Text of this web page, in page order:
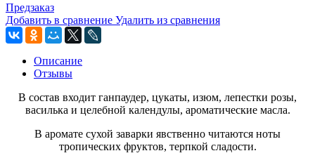
Предзаказ
Добавить в сравнение Удалить из сравнения
Описание
Отзывы
В состав входит ганпаудер, цукаты, изюм, лепестки розы,
василька и целебной календулы, ароматические масла.
В аромате сухой заварки явственно читаются ноты
тропических фруктов, терпкой сладости.